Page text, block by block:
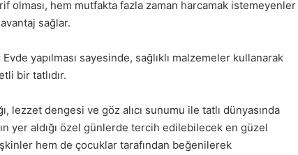
olması, hem mutfakta fazla zaman harcamak istemeyenler
sağlar.
Evde yapılması sayesinde, sağlıklı malzemeler kullanarak
bir tatlıdır.
lezzet dengesi ve göz alıcı sunumu ile tatlı dünyasında
yer aldığı özel günlerde tercih edilebilecek en güzel
hem de çocuklar tarafından beğenilerek